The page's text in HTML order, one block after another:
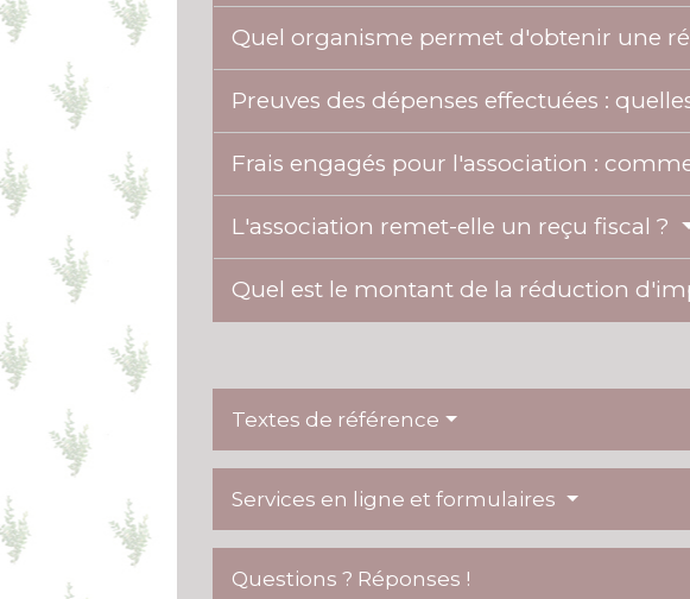
Quel organisme permet d'obtenir une
Preuves des dépenses effectuées :
Frais engagés pour l'association :
L'association remet-elle un reçu fiscal ?
Quel est le montant de la réduction
Textes de référence
Services en ligne et formulaires
Questions ? Réponses !